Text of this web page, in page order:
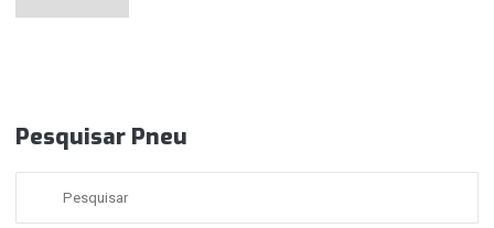
Pesquisar Pneu